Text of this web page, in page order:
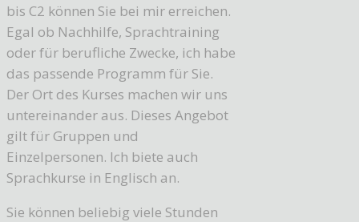
bis C2 können Sie bei mir erreichen.
Egal ob Nachhilfe, Sprachtraining
oder für berufliche Zwecke, ich habe
das passende Programm für Sie.
Der Ort des Kurses machen wir uns
untereinander aus. Dieses Angebot
gilt für Gruppen und
Einzelpersonen. Ich biete auch
Sprachkurse in Englisch an.
Sie können beliebig viele Stunden